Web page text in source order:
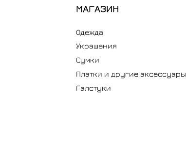
МАГАЗИН
Одежда
Украшения
Сумки
Платки и другие аксессуары
Галстуки